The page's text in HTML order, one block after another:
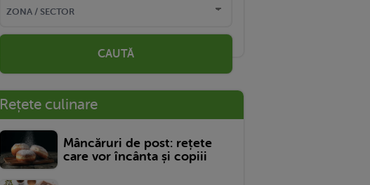
CAUTĂ
Rețete culinare
Mâncăruri de post: rețete
care vor încânta și copiii